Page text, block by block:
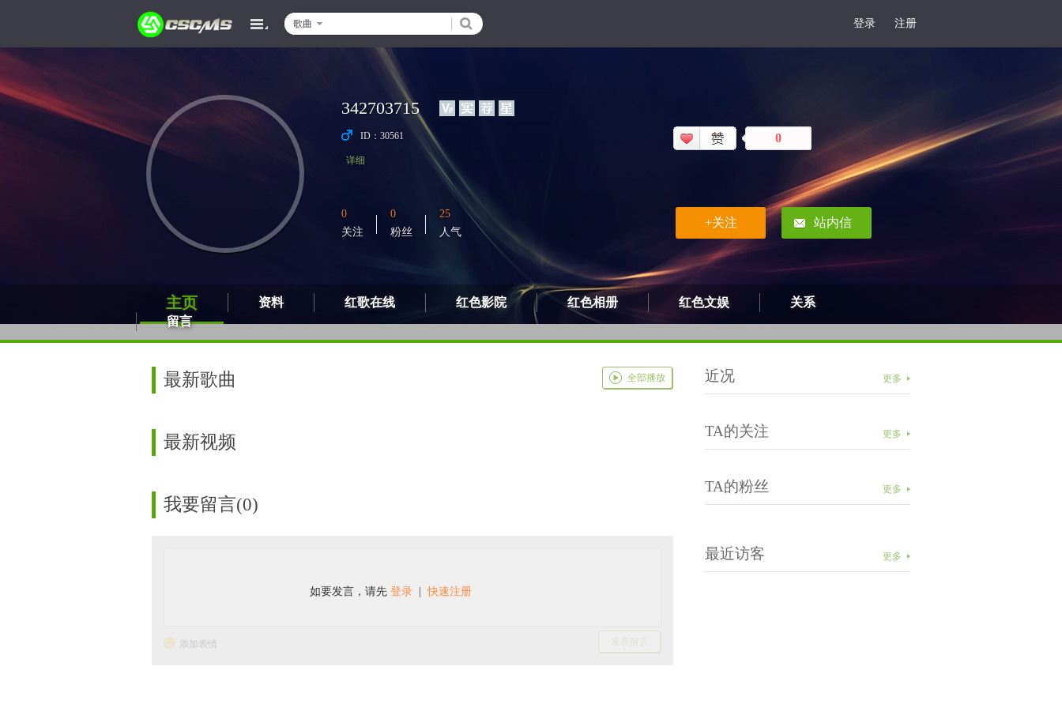
歌曲 登录 注册
342703715
ID：30561
详细
0
关注
0
粉丝
25
人气
+关注 站内信
0
主页 资料 红歌在线 红色影院 红色相册 红色文娱
关系
留言
最新歌曲 全部播放
最新视频
我要留言(0)
如要发言，请先 登录 |快速注册
添加表情
近况 更多
TA的关注 更多
TA的粉丝 更多
最近访客 更多